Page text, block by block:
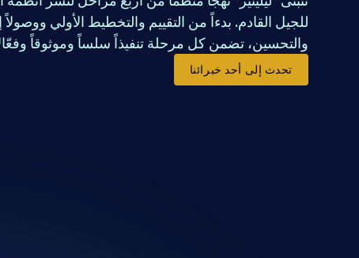
للجيل القادم. بدءاً من التقييم والتخطيط الأولي
والتحسين، تضمن كل مرحلة تنفيذاً سلساً وموثوقاً
تحدث إلى أحد خبرائنا